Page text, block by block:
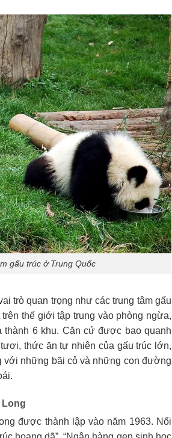
gấu trúc ở Trung Quốc
trò quan trọng như các trung tâm gấu
thế giới tập trung vào phòng ngừa,
6 khu. Căn cứ được bao quanh
thức ăn tự nhiên của gấu trúc lớn,
với những bãi cỏ và những con đường
Long
được thành lập vào năm 1963. Nổi